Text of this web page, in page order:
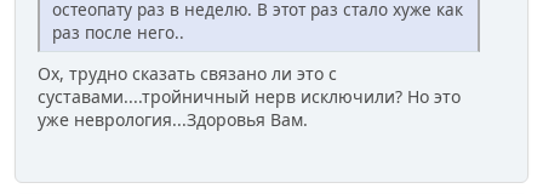
остеопату раз в неделю. В этот раз стало хуже как
раз после него..
Ох, трудно сказать связано ли это с
суставами....тройничный нерв исключили? Но это
уже неврология...Здоровья Вам.